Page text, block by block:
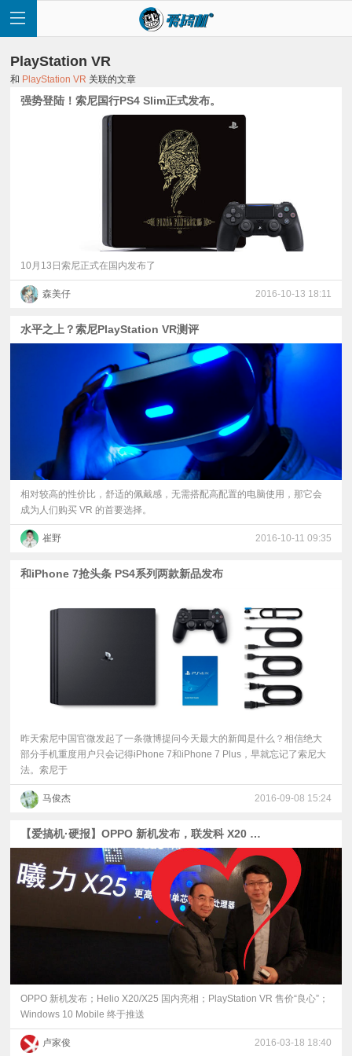
讯
评
测
普
体
验
PlayStation VR
和 PlayStation VR 关联的文章
强势登陆！索尼国行PS4 Slim正式发布。
10月13日索尼正式在国内发布了
森美仔 2016-10-13 18:11
水平之上？索尼PlayStation VR测评
相对较高的性价比，舒适的佩戴感，无需搭配高配置的电脑使用，那它会
成为人们购买 VR 的首要选择。
崔野 2016-10-11 09:35
和iPhone 7抢头条 PS4系列两款新品发布
昨天索尼中国官微发起了一条微博提问今天最大的新闻是什么？相信绝大
部分手机重度用户只会记得iPhone 7和iPhone 7 Plus，早就忘记了索尼大
法。索尼于
马俊杰 2016-09-08 15:24
【爱搞机·硬报】OPPO 新机发布，联发科 X20 亮相
OPPO 新机发布；Helio X20/X25 国内亮相；PlayStation VR 售价“良心”；
Windows 10 Mobile 终于推送
卢家俊 2016-03-18 18:40